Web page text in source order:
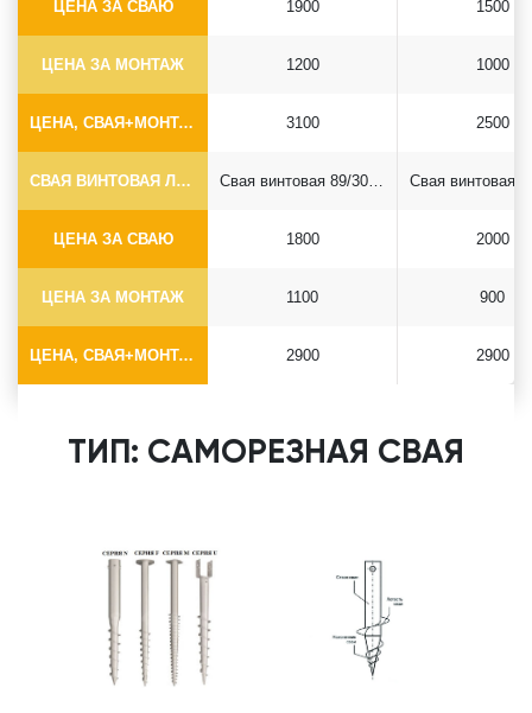
ЦЕНА ЗА СВАЮ
ЦЕНА ЗА МОНТАЖ
ЦЕНА, СВАЯ+МОНТАЖ (БЕЗ ОГОЛОВКА)
1900
1200
3100
1500
1000
2500
СВАЯ ВИНТОВАЯ ЛОПАСТНАЯ Ф89*6.5
ЦЕНА ЗА СВАЮ
ЦЕНА ЗА МОНТАЖ
ЦЕНА, СВАЯ+МОНТАЖ (БЕЗ ОГОЛОВКА)
Свая винтовая 89/300*2500
1800
1100
2900
2000
900
2900
ТИП: САМОРЕЗНАЯ СВАЯ